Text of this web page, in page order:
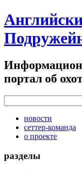
портал об
новости
сеттер-команда
о проекте
разделы